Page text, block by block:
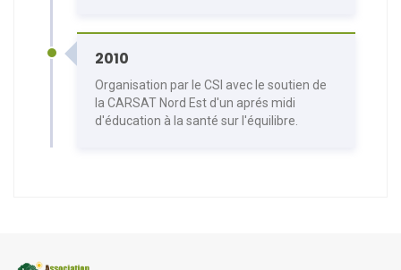
2010
Organisation par le CSI avec le soutien de
la CARSAT Nord Est d'un aprés midi
d'éducation à la santé sur l'équilibre.